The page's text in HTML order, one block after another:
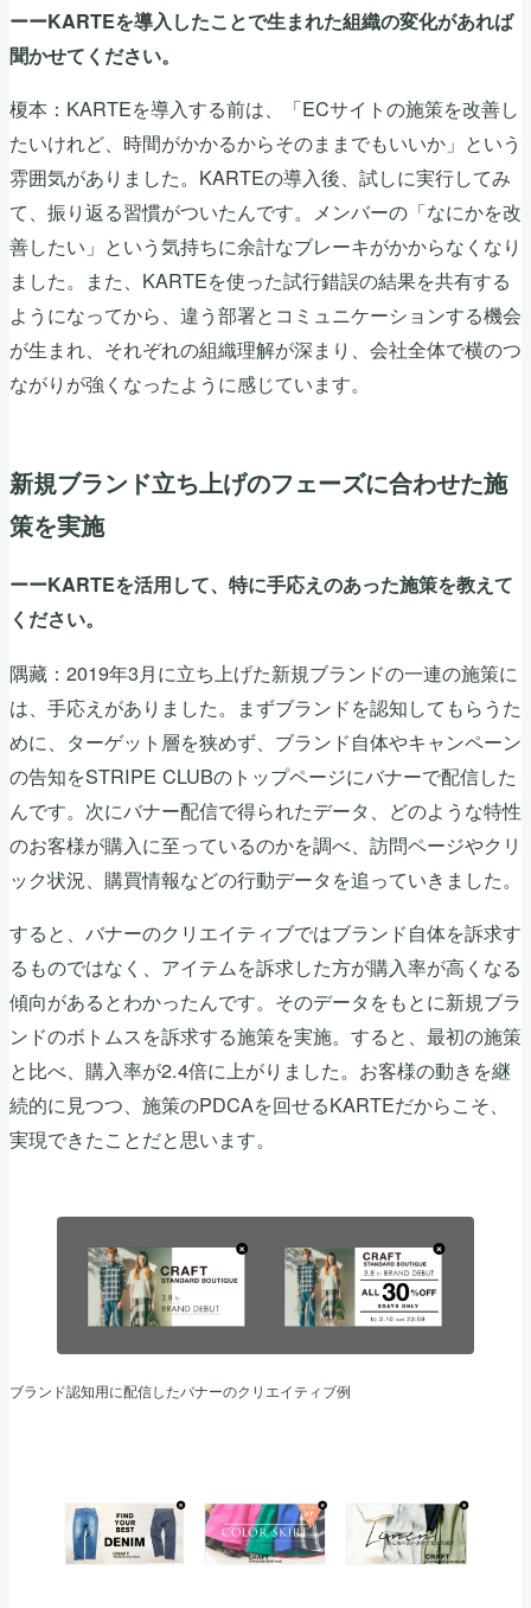
ーーKARTEを導入したことで生まれた組織の変化があれば
聞かせてください。
榎本：KARTEを導入する前は、「ECサイトの施策を改善し
たいけれど、時間がかかるからそのままでもいいか」という
雰囲気がありました。KARTEの導入後、試しに実行してみ
て、振り返る習慣がついたんです。メンバーの「なにかを改
善したい」という気持ちに余計なブレーキがかからなくなり
ました。また、KARTEを使った試行錯誤の結果を共有する
ようになってから、違う部署とコミュニケーションする機会
が生まれ、それぞれの組織理解が深まり、会社全体で横のつ
ながりが強くなったように感じています。
新規ブランド立ち上げのフェーズに合わせた施
策を実施
ーーKARTEを活用して、特に手応えのあった施策を教えて
ください。
隅藏：2019年3月に立ち上げた新規ブランドの一連の施策に
は、手応えがありました。まずブランドを認知してもらうた
めに、ターゲット層を狭めず、ブランド自体やキャンペーン
の告知をSTRIPE CLUBのトップページにバナーで配信した
んです。次にバナー配信で得られたデータ、どのような特性
のお客様が購入に至っているのかを調べ、訪問ページやクリ
ック状況、購買情報などの行動データを追っていきました。
すると、バナーのクリエイティブではブランド自体を訴求す
るものではなく、アイテムを訴求した方が購入率が高くなる
傾向があるとわかったんです。そのデータをもとに新規ブラ
ンドのボトムスを訴求する施策を実施。すると、最初の施策
と比べ、購入率が2.4倍に上がりました。お客様の動きを継
続的に見つつ、施策のPDCAを回せるKARTEだからこそ、
実現できたことだと思います。
ブランド認知用に配信したバナーのクリエイティブ例